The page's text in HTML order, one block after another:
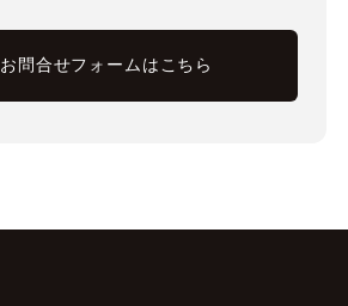
お問合せフォームはこちら